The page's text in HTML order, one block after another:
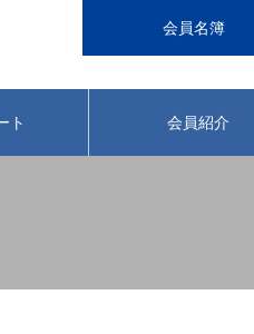
会員名簿
ト 会員紹介